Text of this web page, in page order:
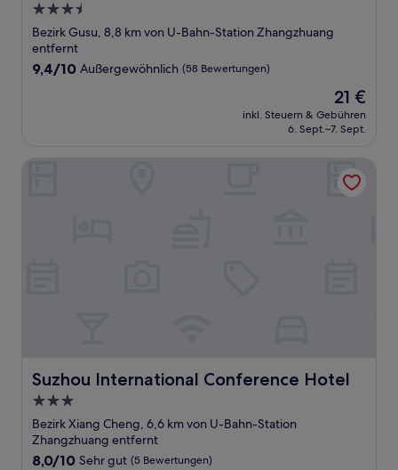
3.5-
Sterne-
Unterkunft
Bezirk Gusu, 8,8 km von U-Bahn-Station Zhangzhuang
entfernt
9.4
9,4/10 Außergewöhnlich (58 Bewertungen)
Der
Preis
beträgt
21 €
inkl. Steuern & Gebühren
6. Sept.–7. Sept.
Suzhou International Conference Hotel
Suzhou International Conference Hotel
3.0-
Sterne-
Unterkunft
Bezirk Xiang Cheng, 6,6 km von U-Bahn-Station
Zhangzhuang entfernt
8.0
8,0/10 Sehr gut (5 Bewertungen)